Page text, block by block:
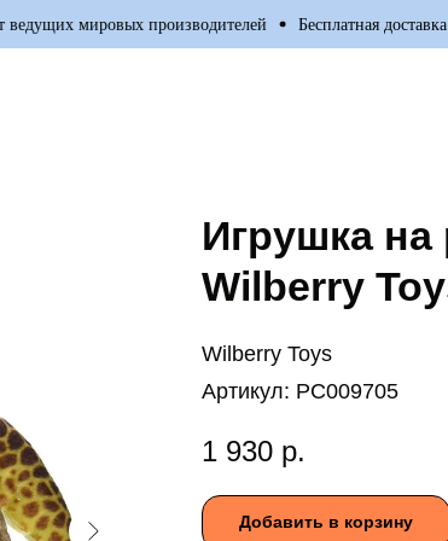
мировых производителей Бесплатная доставка
Игрушка на
Wilberry
Wilberry Toys
Артикул: PC009705
1 930 р.
Добавить в корзину